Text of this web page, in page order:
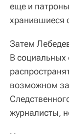
еще и
хранившиеся
Затем
В социальных
возможном
журналисты,